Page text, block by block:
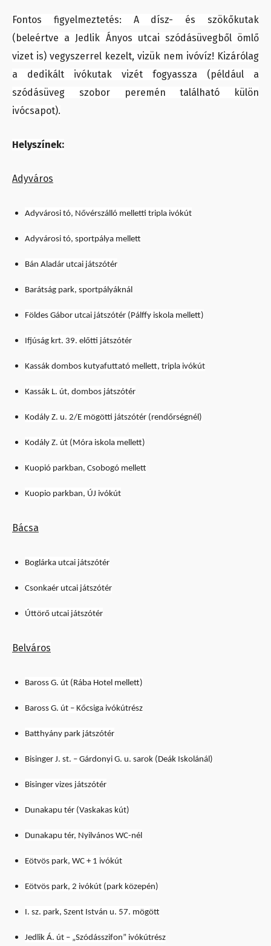
Fontos figyelmeztetés: A dísz- és szökőkutak
(beleértve a Jedlik Ányos utcai szódásüvegből ömlő
vizet is) vegyszerrel kezelt, vizük nem ivóvíz! Kizárólag
a dedikált ivókutak vizét fogyassza (például a
szódásüveg szobor peremén található külön
ivócsapot).
Helyszínek:
Adyváros
Adyvárosi tó, Nővérszálló melletti tripla ivókút
Adyvárosi tó, sportpálya mellett
Bán Aladár utcai játszótér
Barátság park, sportpályáknál
Földes Gábor utcai játszótér (Pálffy iskola mellett)
Ifjúság krt. 39. előtti játszótér
Kassák dombos kutyafuttató mellett, tripla ivókút
Kassák L. út, dombos játszótér
Kodály Z. u. 2/E mögötti játszótér (rendőrségnél)
Kodály Z. út (Móra iskola mellett)
Kuopió parkban, Csobogó mellett
Kuopio parkban, ÚJ ivókút
Bácsa
Boglárka utcai játszótér
Csonkaér utcai játszótér
Úttörő utcai játszótér
Belváros
Baross G. út (Rába Hotel mellett)
Baross G. út – Kőcsiga ivókútrész
Batthyány park játszótér
Bisinger J. st. – Gárdonyi G. u. sarok (Deák Iskolánál)
Bisinger vizes játszótér
Dunakapu tér (Vaskakas kút)
Dunakapu tér, Nyilvános WC-nél
Eötvös park, WC + 1 ivókút
Eötvös park, 2 ivókút (park közepén)
I. sz. park, Szent István u. 57. mögött
Jedlik Á. út – „Szódásszifon” ivókútrész